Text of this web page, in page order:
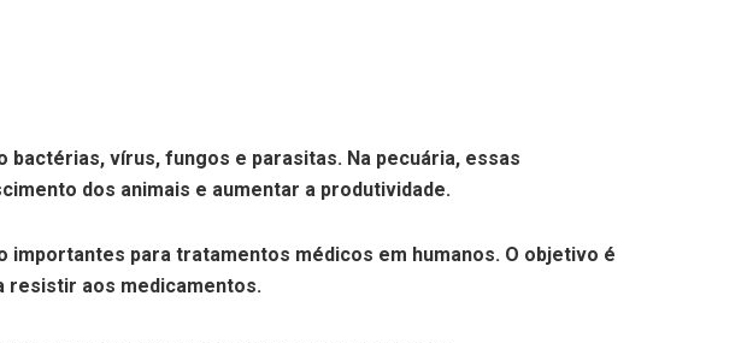
vírus, fungos e parasitas. Na pecuária, essas
dos animais e aumentar a produtividade.
para tratamentos médicos em humanos. O objetivo é
resistir aos medicamentos.